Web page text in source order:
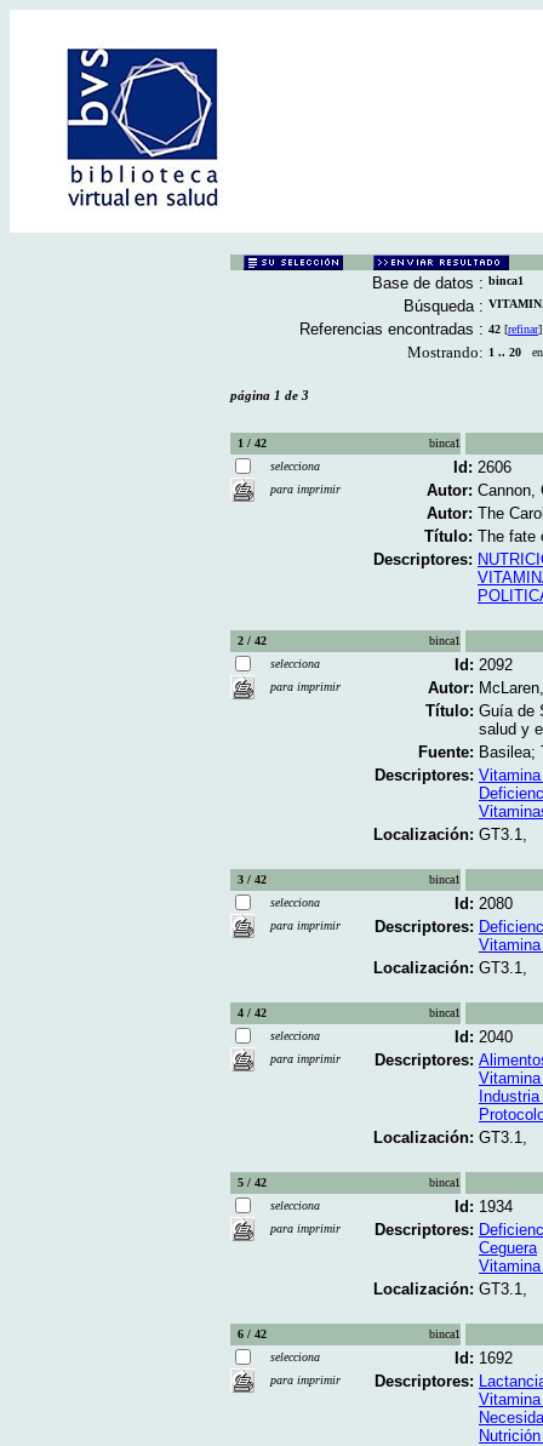
Base de datos : binca1
Búsqueda :
Referencias encontradas : 42 [refinar]
Mostrando: 1 .. 20 en
página 1 de 3
1 / 42
binca1
selecciona
para imprimir
Id: 2606
Autor: Cannon,
Autor: The
Título: The fate
Descriptores:
2 / 42
binca1
selecciona
para imprimir
Id: 2092
Autor:
Título: Guía de
salud y
Fuente: Basilea;
Descriptores: Vitamina
Localización: GT3.1,
3 / 42
binca1
selecciona
para imprimir
Id: 2080
Descriptores:
Vitamina
Localización: GT3.1,
4 / 42
binca1
selecciona
para imprimir
Id: 2040
Descriptores:
Vitamina
Localización: GT3.1,
5 / 42
binca1
selecciona
para imprimir
Id: 1934
Descriptores:
Ceguera
Vitamina
Localización: GT3.1,
6 / 42
binca1
selecciona
para imprimir
Id: 1692
Descriptores:
Vitamina